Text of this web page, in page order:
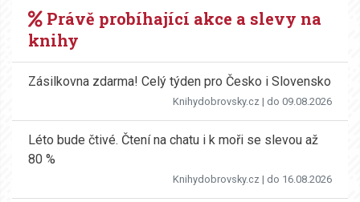
Právě probíhající akce a slevy na
knihy
Zásilkovna zdarma! Celý týden pro Česko i Slovensko
Knihydobrovsky.cz | do 09.08.2026
Léto bude čtivé. Čtení na chatu i k moři se slevou až
80 %
Knihydobrovsky.cz | do 16.08.2026